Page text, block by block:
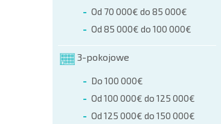
Od 70 000€ do 85 000€
Od 85 000€ do 100 000€
3-pokojowe
Do 100 000€
Od 100 000€ do 125 000€
Od 125 000€ do 150 000€